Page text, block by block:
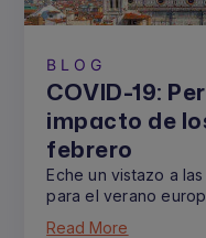
BLOG
COVID-19:
impacto de
febrero
Eche un vistazo a
para el verano
Read More